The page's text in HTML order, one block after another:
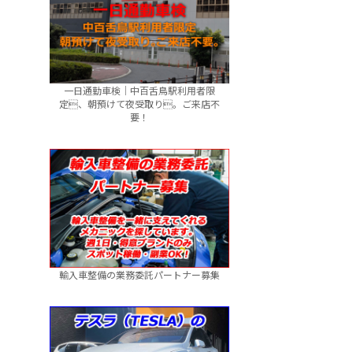
一日通勤車検｜中百舌鳥駅利用者限
定、朝預けて夜受取り。ご来店不
要！
輸入車整備の業務委託パートナー募集